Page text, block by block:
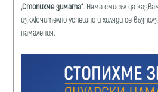
„Стопихме зимата“. Няма смисъл да
изключително успешно и хиляди се
намаления.